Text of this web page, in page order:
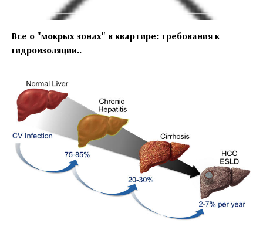
Все о "мокрых зонах" в квартире: требования к
гидроизоляции..